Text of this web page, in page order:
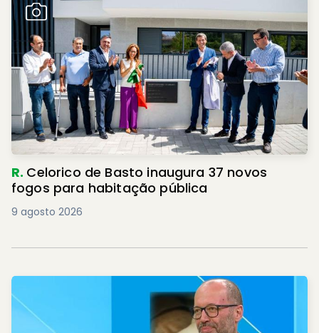
R. Celorico de Basto inaugura 37 novos
fogos para habitação pública
9 agosto 2026